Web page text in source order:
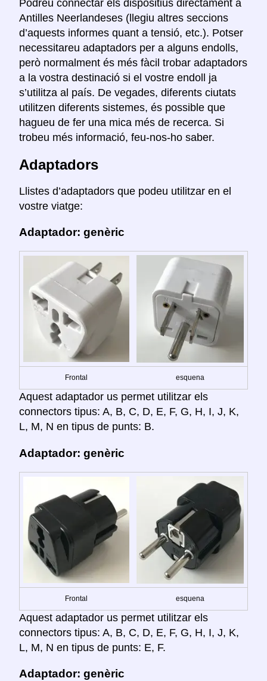
Podreu connectar els dispositius directament a
Antilles Neerlandeses (llegiu altres seccions
d’aquests informes quant a tensió, etc.). Potser
necessitareu adaptadors per a alguns endolls,
però normalment és més fàcil trobar adaptadors
a la vostra destinació si el vostre endoll ja
s’utilitza al país. De vegades, diferents ciutats
utilitzen diferents sistemes, és possible que
hagueu de fer una mica més de recerca. Si
trobeu més informació, feu-nos-ho saber.
Adaptadors
Llistes d’adaptadors que podeu utilitzar en el
vostre viatge:
Adaptador: genèric
Frontal esquena
Aquest adaptador us permet utilitzar els
connectors tipus: A, B, C, D, E, F, G, H, I, J, K,
L, M, N en tipus de punts: B.
Adaptador: genèric
Frontal esquena
Aquest adaptador us permet utilitzar els
connectors tipus: A, B, C, D, E, F, G, H, I, J, K,
L, M, N en tipus de punts: E, F.
Adaptador: genèric